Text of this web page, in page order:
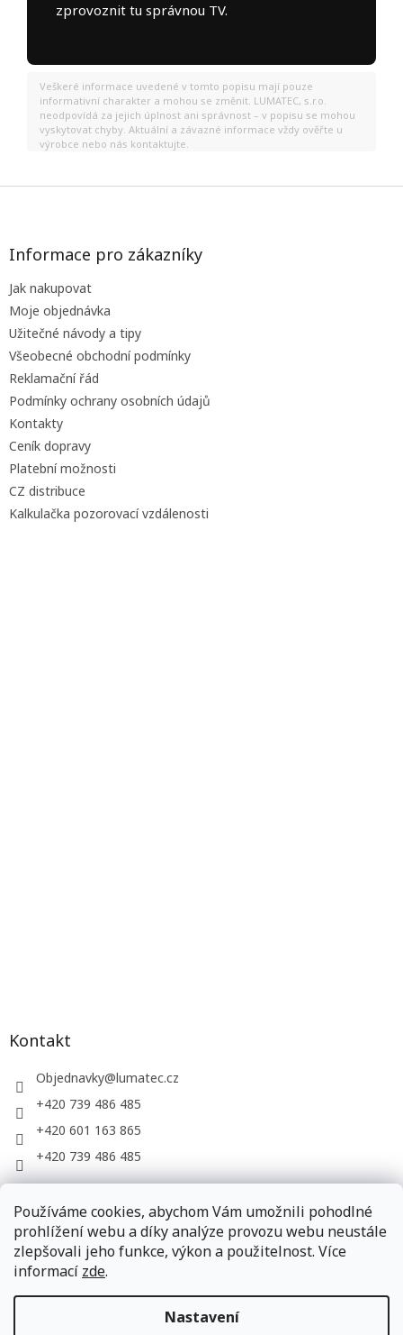
Používáme cookies, abychom Vám umožnili pohodlné
prohlížení webu a díky analýze provozu webu neustále
zlepšovali jeho funkce, výkon a použitelnost. Více
informací zde.
Nastavení
zprovoznit tu správnou TV.
Veškeré informace uvedené v tomto popisu mají pouze
informativní charakter a mohou se změnit. LUMATEC, s.r.o.
neodpovídá za jejich úplnost ani správnost – v popisu se mohou
vyskytovat chyby. Aktuální a závazné informace vždy ověřte u
výrobce nebo nás kontaktujte.
Z
Informace pro zákazníky
Jak nakupovat
Moje objednávka
Užitečné návody a tipy
Všeobecné obchodní podmínky
Reklamační řád
Podmínky ochrany osobních údajů
Kontakty
Ceník dopravy
Platební možnosti
CZ distribuce
Kalkulačka pozorovací vzdálenosti
Kontakt
Objednavky@lumatec.cz
+420 739 486 485
+420 601 163 865
+420 739 486 485
LUMATEC, s.r.o. - web společnosti
Vytvořil Shoptet